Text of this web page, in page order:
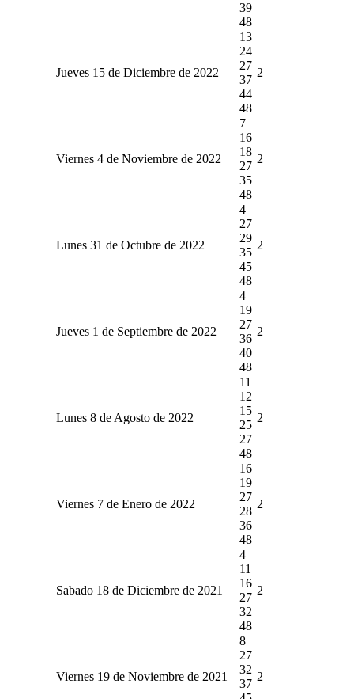
39
48
Jueves 15 de Diciembre de 2022
13
24
27
37
44
48
2
Viernes 4 de Noviembre de 2022
7
16
18
27
35
48
2
Lunes 31 de Octubre de 2022
4
27
29
35
45
48
2
Jueves 1 de Septiembre de 2022
4
19
27
36
40
48
2
Lunes 8 de Agosto de 2022
11
12
15
25
27
48
2
Viernes 7 de Enero de 2022
16
19
27
28
36
48
2
Sabado 18 de Diciembre de 2021
4
11
16
27
32
48
2
Viernes 19 de Noviembre de 2021
8
27
32
37
2